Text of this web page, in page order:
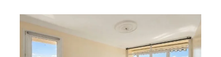
FRESNES 94
72,50 m , 3 pièces
Ref : 9788